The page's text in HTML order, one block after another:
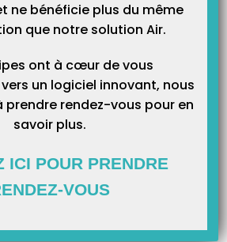
ne bénéficie plus du même
que notre solution Air.
ont à cœur de vous
un logiciel innovant, nous
prendre rendez-vous pour en
savoir plus.
ICI POUR PRENDRE
VOUS